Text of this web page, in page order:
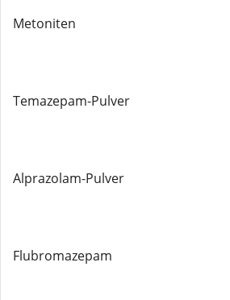
Metoniten
Temazepam-Pulver
Alprazolam-Pulver
Flubromazepam